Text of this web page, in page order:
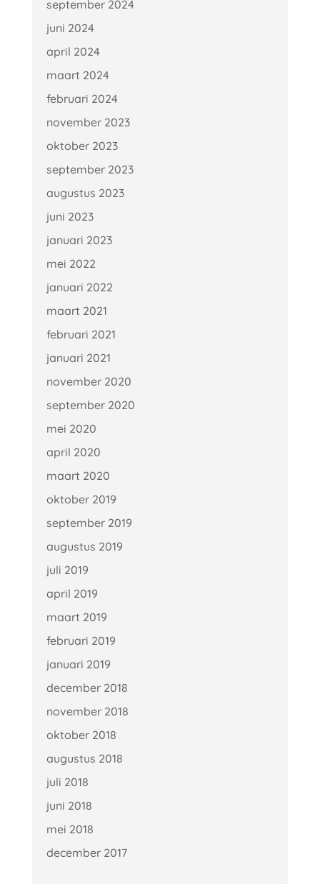
september 2024
juni 2024
april 2024
maart 2024
februari 2024
november 2023
oktober 2023
september 2023
augustus 2023
juni 2023
januari 2023
mei 2022
januari 2022
maart 2021
februari 2021
januari 2021
november 2020
september 2020
mei 2020
april 2020
maart 2020
oktober 2019
september 2019
augustus 2019
juli 2019
april 2019
maart 2019
februari 2019
januari 2019
december 2018
november 2018
oktober 2018
augustus 2018
juli 2018
juni 2018
mei 2018
december 2017